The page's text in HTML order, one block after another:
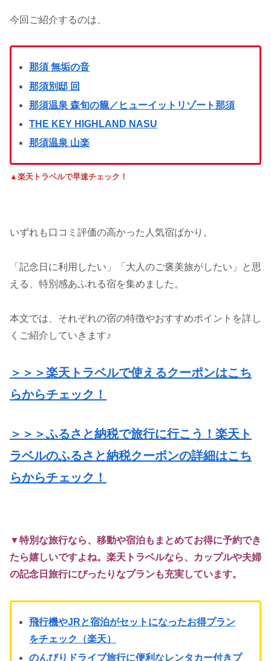
今回ご紹介するのは、
那須 無垢の音
那須別邸 回
那須温泉 森旬の籠／ヒューイットリゾート那須
THE KEY HIGHLAND NASU
那須温泉 山楽
▲楽天トラベルで早速チェック！
いずれも口コミ評価の高かった人気宿ばかり。
「記念日に利用したい」「大人のご褒美旅がしたい」と思
える、特別感あふれる宿を集めました。
本文では、それぞれの宿の特徴やおすすめポイントを詳し
くご紹介していきます♪
＞＞＞楽天トラベルで使えるクーポンはこち
らからチェック！
＞＞＞ふるさと納税で旅行に行こう！楽天ト
ラベルのふるさと納税クーポンの詳細はこち
らからチェック！
▼特別な旅行なら、移動や宿泊もまとめてお得に予約でき
たら嬉しいですよね。楽天トラベルなら、カップルや夫婦
の記念日旅行にぴったりなプランも充実しています。
飛行機やJRと宿泊がセットになったお得プラン
をチェック（楽天）
のんびりドライブ旅行に便利なレンタカー付きプ